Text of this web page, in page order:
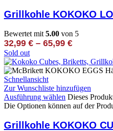
Grillkohle KOKOKO
Bewertet mit 5.00 von 5
32,99 € – 65,99 €
Sold out
Schnellansicht
Zur Wunschliste hinzufügen
Ausführung wählen Dieses
Die Optionen können auf der
Grillkohle KOKOKO